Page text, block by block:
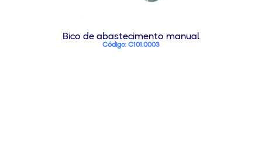
Bico de abastecimento manual
Código: C101.0003